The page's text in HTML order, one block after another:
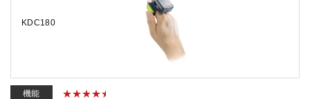
KDC180
機能